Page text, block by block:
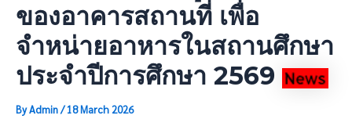
ของอาคารสถานที่ เพื่อ
จำหน่ายอาหารในสถานศึกษา
ประจำปีการศึกษา 2569
ByAdmin/18 March 2026